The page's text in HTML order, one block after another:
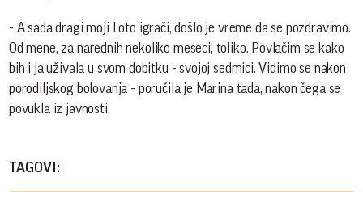
- A sada dragi moji Loto igrači, došlo je vreme da se pozdravimo.
Od mene, za narednih nekoliko meseci, toliko. Povlačim se kako
bih i ja uživala u svom dobitku - svojoj sedmici. Vidimo se nakon
porodiljskog bolovanja - poručila je Marina tada, nakon čega se
povukla iz javnosti.
TAGOVI: